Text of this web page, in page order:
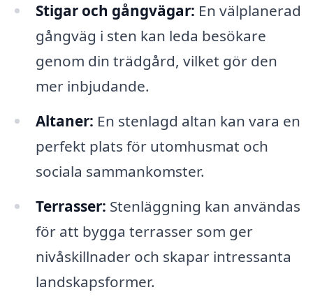
Stigar och gångvägar: En välplanerad
gångväg i sten kan leda besökare
genom din trädgård, vilket gör den
mer inbjudande.
Altaner: En stenlagd altan kan vara en
perfekt plats för utomhusmat och
sociala sammankomster.
Terrasser: Stenläggning kan användas
för att bygga terrasser som ger
nivåskillnader och skapar intressanta
landskapsformer.